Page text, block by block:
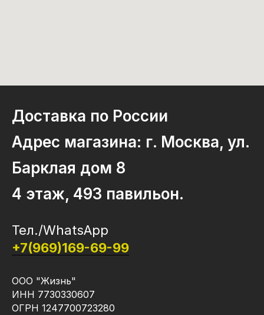
Доставка по России
Адрес магазина: г. Москва, ул.
Барклая дом 8
4 этаж, 493 павильон.
Тел./WhatsApp
+7(969)169-69-99
ООО "Жизнь"
ИНН 7730330607
ОГРН 1247700723280